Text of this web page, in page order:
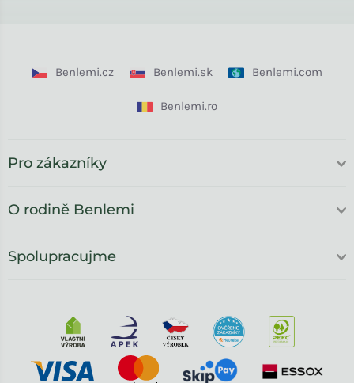
Benlemi.cz Benlemi.sk Benlemi.com
Benlemi.ro
Pro zákazníky
O rodině Benlemi
Spolupracujme